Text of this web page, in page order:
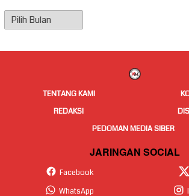
Arsip
Berita
TENTANG KAMI
REDAKSI
PEDOMAN MEDIA SIBER
JARINGAN SOCIAL
Facebook
WhatsApp